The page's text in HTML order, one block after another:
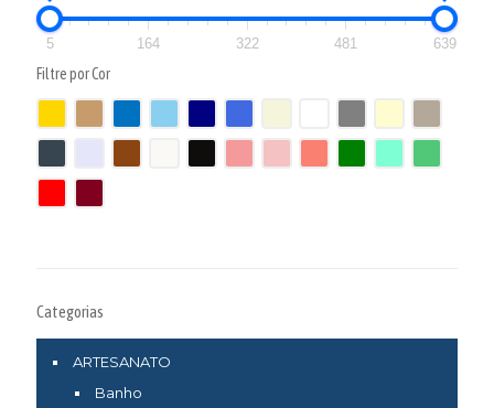
5 164 322 481 639
Filtre por Cor
Categorias
ARTESANATO
Banho